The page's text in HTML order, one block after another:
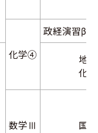
化学④
政経演習β
地
化
数学Ⅲ 国